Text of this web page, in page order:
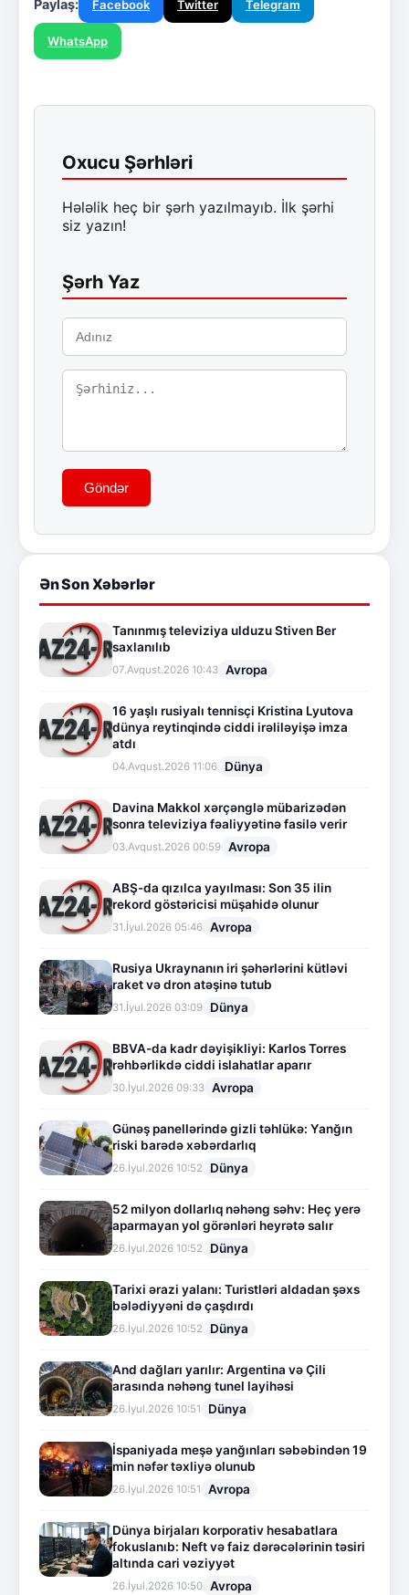
Paylaş: Facebook Twitter Telegram
WhatsApp
Oxucu Şərhləri
Hələlik heç bir şərh yazılmayıb. İlk şərhi
siz yazın!
Şərh Yaz
Göndər
Ən Son Xəbərlər
Tanınmış televiziya ulduzu Stiven Ber
saxlanılıb
07.Avqust.2026 10:43 Avropa
16 yaşlı rusiyalı tennisçi Kristina Lyutova
dünya reytinqində ciddi irəliləyişə imza
atdı
04.Avqust.2026 11:06 Dünya
Davina Makkol xərçənglə mübarizədən
sonra televiziya fəaliyyətinə fasilə verir
03.Avqust.2026 00:59 Avropa
ABŞ-da qızılca yayılması: Son 35 ilin
rekord göstəricisi müşahidə olunur
31.İyul.2026 05:46 Avropa
Rusiya Ukraynanın iri şəhərlərini kütləvi
raket və dron atəşinə tutub
31.İyul.2026 03:09 Dünya
BBVA-da kadr dəyişikliyi: Karlos Torres
rəhbərlikdə ciddi islahatlar aparır
30.İyul.2026 09:33 Avropa
Günəş panellərində gizli təhlükə: Yanğın
riski barədə xəbərdarlıq
26.İyul.2026 10:52 Dünya
52 milyon dollarlıq nəhəng səhv: Heç yerə
aparmayan yol görənləri heyrətə salır
26.İyul.2026 10:52 Dünya
Tarixi ərazi yalanı: Turistləri aldadan şəxs
bələdiyyəni də çaşdırdı
26.İyul.2026 10:52 Dünya
And dağları yarılır: Argentina və Çili
arasında nəhəng tunel layihəsi
26.İyul.2026 10:51 Dünya
İspaniyada meşə yanğınları səbəbindən 19
min nəfər təxliyə olunub
26.İyul.2026 10:51 Avropa
Dünya birjaları korporativ hesabatlara
fokuslanıb: Neft və faiz dərəcələrinin təsiri
altında cari vəziyyət
26.İyul.2026 10:50 Avropa